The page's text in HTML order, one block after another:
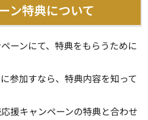
ン特典について
ーンにて、特典をもらうために
参加すなら、特典内容を知って
援キャンペーンの特典と合わせ